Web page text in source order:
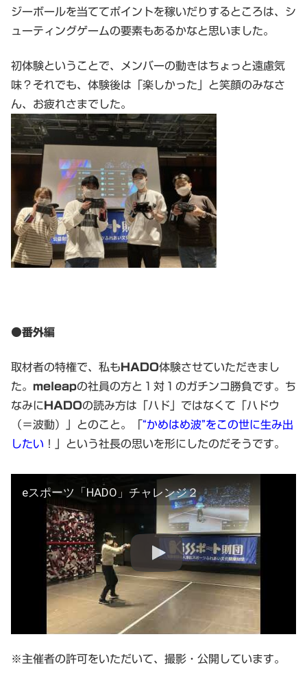
ジーボールを当ててポイントを稼いだりするところは、シ
ューティングゲームの要素もあるかなと思いました。
初体験ということで、メンバーの動きはちょっと遠慮気
味？それでも、体験後は「楽しかった」と笑顔のみなさ
ん、お疲れさまでした。
●番外編
取材者の特権で、私も HADO体験させていただきまし
た。 meleapの社員の方と１対１のガチンコ勝負です。ち
なみに HADOの読み方は「ハド」ではなくて「ハドウ
（＝波動）」とのこと。「 “かめはめ波”をこの世に生み出
したい ！」という社長の思いを形にしたのだそうです。
eスポーツ「HADO」チャレンジ２
※主催者の許可をいただいて、撮影・公開しています。